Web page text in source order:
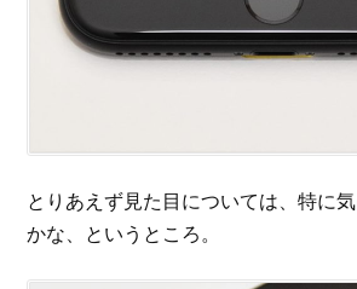
とりあえず見た目については、特に
かな、というところ。